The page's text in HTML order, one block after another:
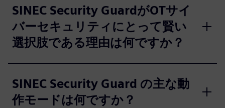
SINEC Security GuardがOTサイ
バーセキュリティにとって賢い
選択肢である理由は何ですか？
SINEC Security Guard の主な動
作モードは何ですか？